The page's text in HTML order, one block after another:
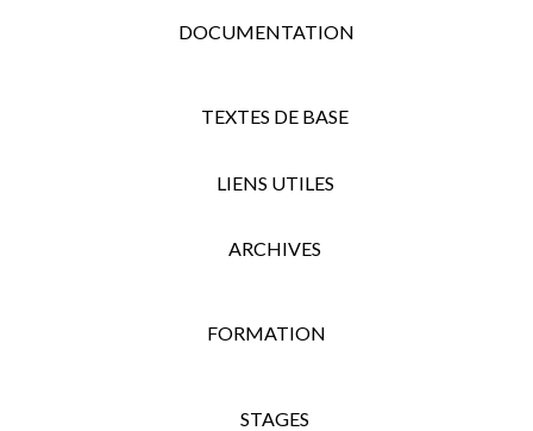
DOCUMENTATION
TEXTES DE BASE
LIENS UTILES
ARCHIVES
FORMATION
STAGES